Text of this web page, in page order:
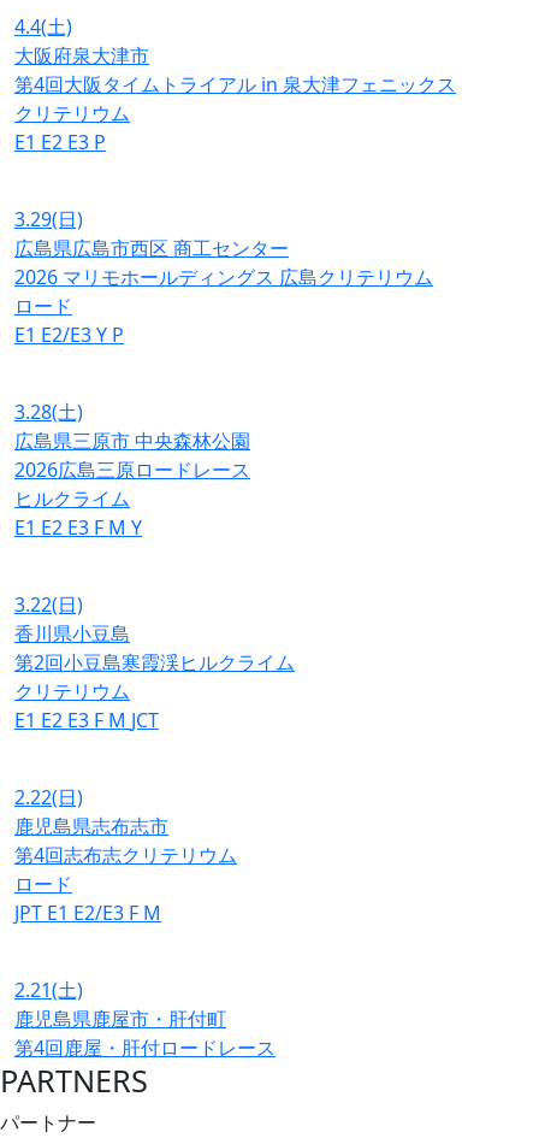
4.4(土)
大阪府泉大津市
第4回大阪タイムトライアル in 泉大津フェニックス
クリテリウム
E1 E2 E3 P
3.29(日)
広島県広島市西区 商工センター
2026 マリモホールディングス 広島クリテリウム
ロード
E1 E2/E3Y P
3.28(土)
広島県三原市 中央森林公園
2026広島三原ロードレース
ヒルクライム
E1 E2 E3 F M Y
3.22(日)
香川県小豆島
第2回小豆島寒霞渓ヒルクライム
クリテリウム
E1 E2 E3 F M JCT
2.22(日)
鹿児島県志布志市
第4回志布志クリテリウム
ロード
JPT E1 E2/E3 F M
2.21(土)
鹿児島県鹿屋市・肝付町
第4回鹿屋・肝付ロードレース
PARTNERS
パートナー